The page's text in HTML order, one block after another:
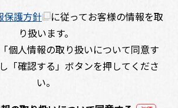
保護方針
に従ってお客様の情報を取
り扱います。
個人情報の取り扱いについて同意す
「確認する」ボタンを押してくださ
い。